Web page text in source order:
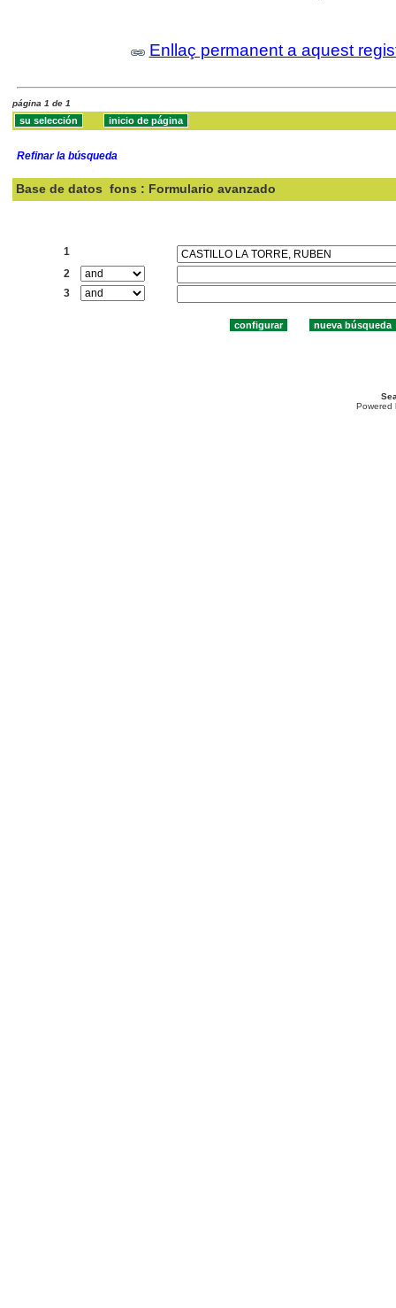
Enllaç permanent a aquest
página 1 de 1
Refinar la búsqueda
Base de datos fons : Formulario avanzado
1
2
3